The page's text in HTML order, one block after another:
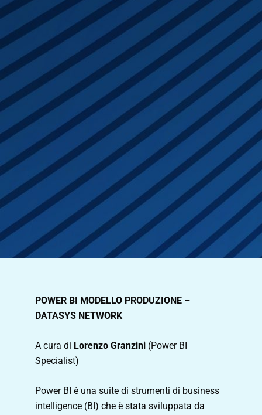
POWER BI MODELLO PRODUZIONE –
DATASYS NETWORK
A cura di Lorenzo Granzini (Power BI
Specialist)
Power BI è una suite di strumenti di business
intelligence (BI) che è stata sviluppata da